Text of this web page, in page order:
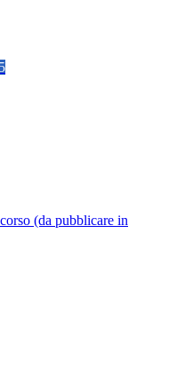
5
(da pubblicare in